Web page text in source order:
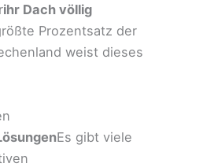
ihr Dach völlig
Prozentsatz der
weist dieses
Es gibt viele